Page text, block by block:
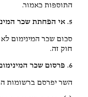
התוספות כאמור.
5. אי הפחתת שכר המינימום (תיקון: תשנ"ז)
סכום שכר המינימום
חוק זה.
6. פרסום שכר המינימום2 (תיקון: תשנ"ז)
השר יפרסם ברשומות